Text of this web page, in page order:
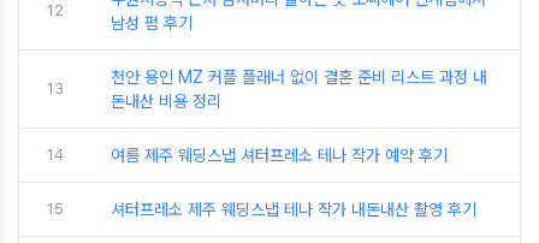
12
남성 펌 후기
13
천안 용인 MZ 커플 플래너 없이 결혼 준비 리스트 과정 내
돈내산 비용 정리
14 여름 제주 웨딩스냅 셔터프레소 테나 작가 예약 후기
15 셔터프레소 제주 웨딩스냅 테나 작가 내돈내산 촬영 후기